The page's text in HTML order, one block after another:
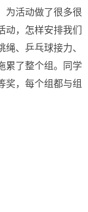
为活动做了很多很
，怎样安排我们
、乒乓球接力、
累了整个组。同学
奖，每个组都与组